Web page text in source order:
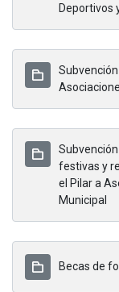
Deportivos
festivas y
el Pilar a
Municipal
Becas de